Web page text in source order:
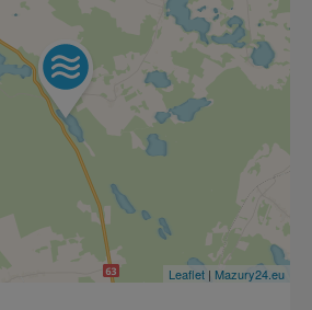
Leaflet | Mazury24.eu